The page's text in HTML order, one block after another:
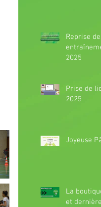
Reprise
2025
Prise de
2025
Joyeuse
La
et